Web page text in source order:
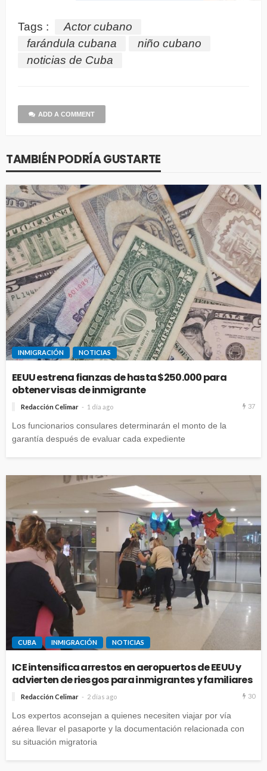
Tags :
Actor cubano
farándula cubana
niño cubano
noticias de Cuba
ADD A COMMENT
TAMBIÉN PODRÍA GUSTARTE
INMIGRACIÓN NOTICIAS
EEUU estrena fianzas de hasta $250.000 para
obtener visas de inmigrante
Redacción Celimar 1 día ago 37
Los funcionarios consulares determinarán el monto de la
garantía después de evaluar cada expediente
CUBA INMIGRACIÓN NOTICIAS
ICE intensifica arrestos en aeropuertos de EEUU y
advierten de riesgos para inmigrantes y familiares
Redacción Celimar 2 días ago 30
Los expertos aconsejan a quienes necesiten viajar por vía
aérea llevar el pasaporte y la documentación relacionada con
su situación migratoria